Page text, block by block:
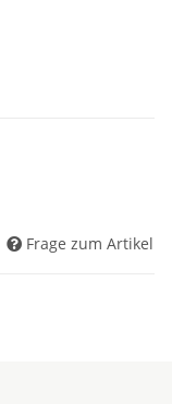
Frage zum Artikel